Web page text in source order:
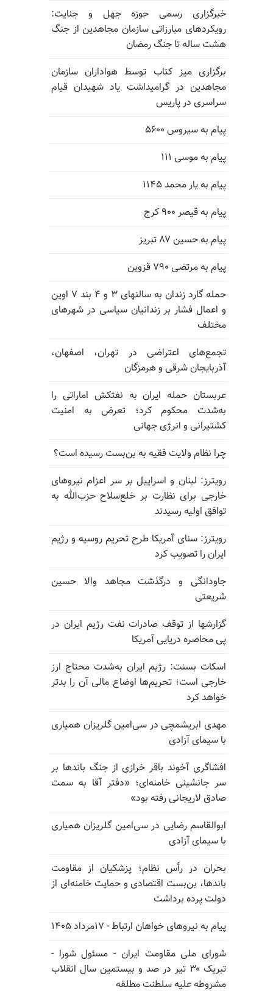
خبرگزاری رسمی حوزه جهل و جنایت:
رویکردهای مبارزاتی سازمان مجاهدین از جنگ
هشت ساله تا جنگ رمضان
برگزاری میز کتاب توسط هواداران سازمان
مجاهدین در گرامیداشت یاد شهیدان قیام
سراسری در پاریس
پیام به سیروس ۵۶۰۰
پیام به موسی ۱۱۱
پیام به یار محمد ۱۱۴۵
پیام به قیصر ۹۰۰ کرج
پیام به حسین ۸۷ تبریز
پیام به مرتضی ۷۹۰ قزوین
حمله گارد زندان به سالنهای ۳ و ۴ بند ۷ اوین
و اعمال فشار بر زندانیان سیاسی در شهرهای
مختلف
تجمع‌های اعتراضی در تهران، اصفهان،
آذربایجان شرقی و هرمزگان
عربستان حمله ایران به نفتکش اماراتی را
به‌شدت محکوم کرد؛ تعرض به امنیت
کشتیرانی و انرژی جهانی
چرا نظام ولایت فقیه به بن‌بست رسیده است؟
رویترز: لبنان و اسراییل بر سر اعزام نیروهای
خارجی برای نظارت بر خلع‌سلاح حزب‌الله به
توافق اولیه رسیدند
رویترز: سنای آمریکا طرح تحریم روسیه و رژیم
ایران را تصویب کرد
جاودانگی و درگذشت مجاهد والا حسین
شریعتی
گزارشها از توقف صادرات نفت رژیم ایران در
پی محاصره دریایی آمریکا
اسکات بسنت: رژیم ایران به‌شدت محتاج ارز
خارجی است؛ تحریم‌ها اوضاع مالی آن را بدتر
خواهد کرد
مهدی ابریشمچی در سی‌امین گلریزان همیاری
با سیمای آزادی
افشاگری آخوند باقر خرازی از جنگ باندها بر
سر جانشینی خامنه‌ای؛ «دفتر آقا به سمت
صادق لاریجانی رفته بود»
ابوالقاسم رضایی در سی‌امین گلریزان همیاری
با سیمای آزادی
بحران در رأس نظام؛ پزشکیان از مقاومت
باندها، بن‌بست اقتصادی و حمایت خامنه‌ای از
دولت پرده برداشت
پیام به نیروهای خواهان ارتباط - ۱۷مرداد ۱۴۰۵
شورای ملی مقاومت ایران - مسئول شورا -
تبریک ۳۰ تیر در صد و بیستمین سال انقلاب
مشروطه علیه سلطنت مطلقه